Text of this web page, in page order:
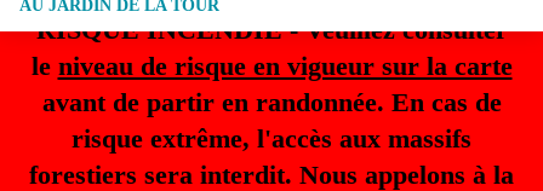
RISQUE INCENDIE - Veuillez consulter
le niveau de risque en vigueur sur la carte
avant de partir en randonnée. En cas de
risque extrême, l'accès aux massifs
forestiers sera interdit. Nous appelons à la
AU JARDIN DE LA TOUR